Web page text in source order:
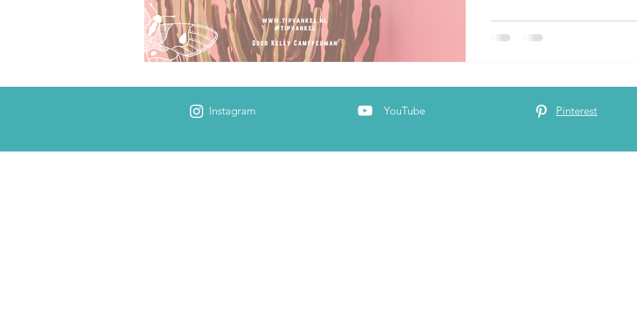
Instagram YouTube Pinterest